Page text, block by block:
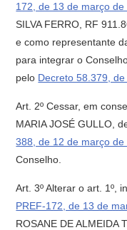
172, de 13 de março de
SILVA FERRO, RF
e como representante
para integrar o
pelo Decreto 58.379,
Art. 2º Cessar, em
MARIA JOSÉ GULLO,
388, de 12 de março de
Conselho.
Art. 3º Alterar o art. 1º,
PREF-172, de 13 de
ROSANE DE ALMEIDA